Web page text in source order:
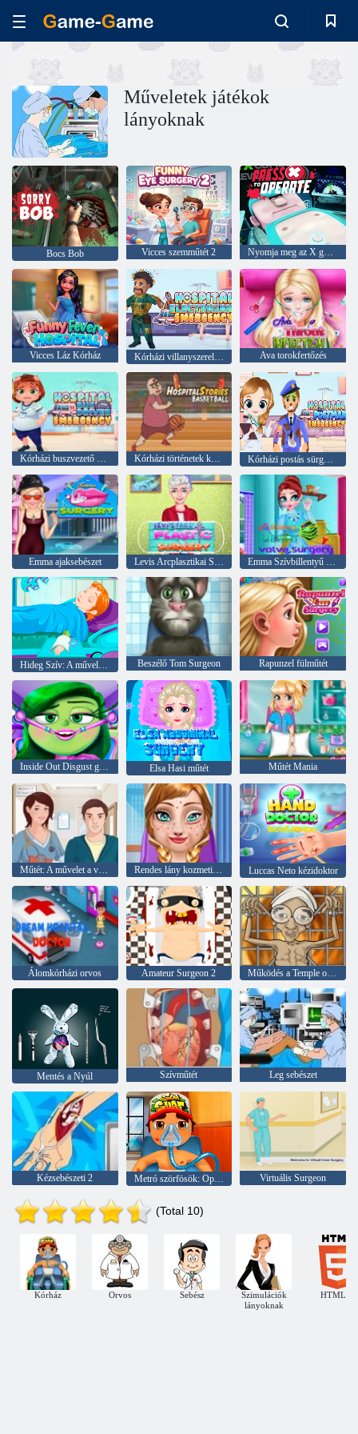
Műveletek játékok
lányoknak
Bocs Bob Vicces szemműtét 2 Nyomja meg az X gombot a működéshez
Vicces Láz Kórház Kórházi villanyszerelő vészhelyzet Ava torokfertőzés
Kórházi buszvezető sürgősségi ügyelet Kórházi történetek kosárlabda Kórházi postás sürgősségi
Emma ajaksebészet Levis Arcplasztikai Sebészet Emma Szívbillentyű műtét
Beszélő Tom Surgeon Rapunzel fülműtét
Inside Out Disgust gégészet sebészet Elsa Hasi műtét Műtét Mania
Műtét: A művelet a vállán Rendes lány kozmetikai sebészet Luccas Neto kézidoktor
Álomkórházi orvos Amateur Surgeon 2 Működés a Temple of Doom
Mentés a Nyúl Szívműtét Leg sebészet
Kézsebészeti 2 Metró szörfösök: Operation Virtuális Surgeon
(Total 10)
Kórház Orvos Sebész
Szimulációk
lányoknak
HTML5